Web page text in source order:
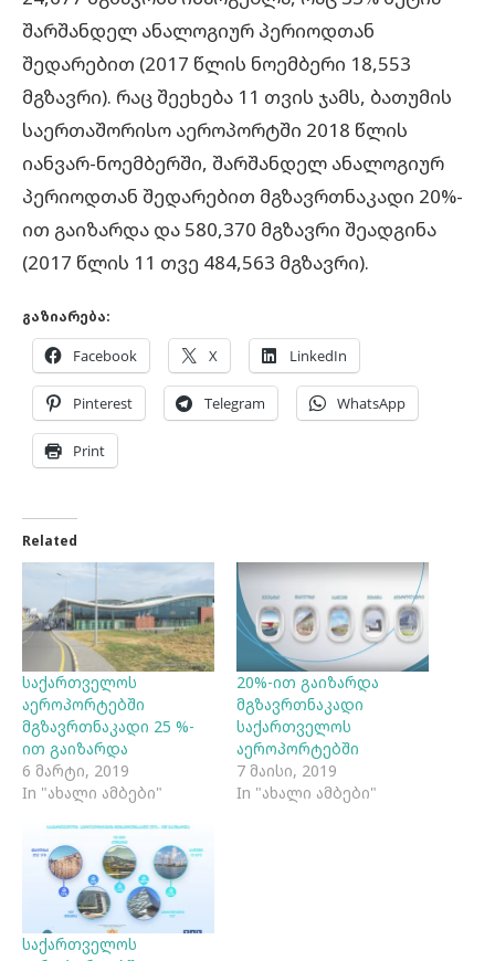
შარშანდელ ანალოგიურ პერიოდთან
შედარებით (2017 წლის ნოემბერი 18,553
მგზავრი). რაც შეეხება 11 თვის ჯამს, ბათუმის
საერთაშორისო აეროპორტში 2018 წლის
იანვარ-ნოემბერში, შარშანდელ ანალოგიურ
პერიოდთან შედარებით მგზავრთნაკადი 20%-
ით გაიზარდა და 580,370 მგზავრი შეადგინა
(2017 წლის 11 თვე 484,563 მგზავრი).
გაზიარება:
Facebook X LinkedIn
Pinterest Telegram WhatsApp
Print
Related
საქართველოს
აეროპორტებში
მგზავრთნაკადი 25 %-
ით გაიზარდა
6 მარტი, 2019
In "ახალი ამბები"
20%-ით გაიზარდა
მგზავრთნაკადი
საქართველოს
აეროპორტებში
7 მაისი, 2019
In "ახალი ამბები"
საქართველოს